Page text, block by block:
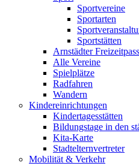
Sportvereine
Sportarten
Sportstätten
Arnstädter Freizeitpass
Alle Vereine
Spielplätze
Radfahren
Wandern
Kindereinrichtungen
Kindertagesstätten
Bildungstage in den
Kita-Karte
Stadtelternvertreter
Mobilität & Verkehr